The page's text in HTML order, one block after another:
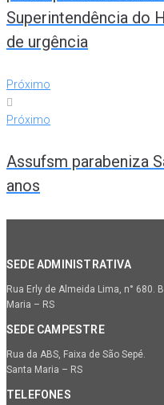
Superintendência do
de urgência
Próximo
Próximo
Assufsm parabeniza
anos
SEDE ADMINISTRATIVA
Rua Erly de Almeida Lima, n° 680.
Maria – RS
SEDE CAMPESTRE
Rua da ABS, Faixa de São Sepé.
Santa Maria – RS
TELEFONES